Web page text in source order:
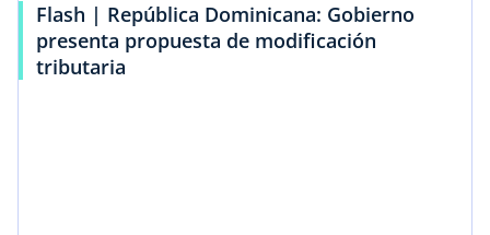
Flash | República Dominicana: Gobierno
presenta propuesta de modificación
tributaria